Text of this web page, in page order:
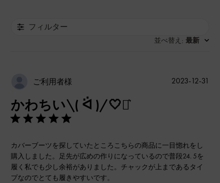
フィルター
並べ替え : 最新
ご利用者様
かわちい\( ᐛ )/🤍⋆͛
カバーブーツを探していたところこちらの商品に一目惚れをし
購入しました。足先が広めの作りになっているので普段24. 5を
履く私でも少し余裕がありました。チャックが上まであるタイ
プなのでとても履きやすいです。
2023-12-31